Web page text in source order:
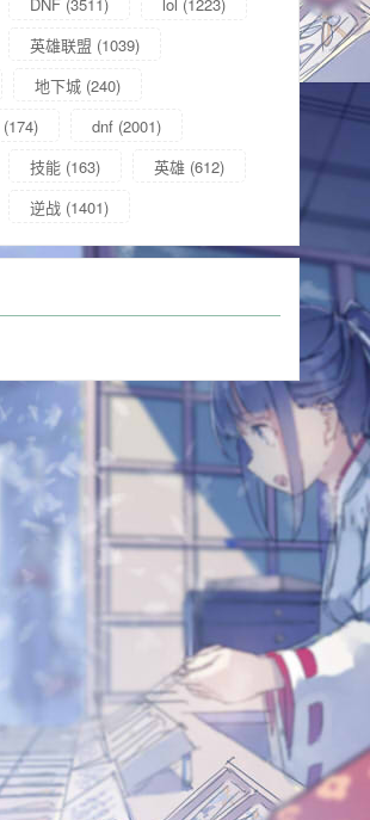
英雄联盟 (1039)
地下城 (240)
(174) dnf (2001)
技能 (163) 英雄 (612)
逆战 (1401)